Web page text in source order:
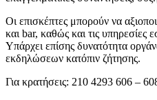
Οι επισκέπτες μπορούν να
και bar, καθώς και τις υπηρεσίες
Υπάρχει επίσης δυνατότητα
εκδηλώσεων κατόπιν ζήτησης.
Για κρατήσεις: 210 4293 606 –